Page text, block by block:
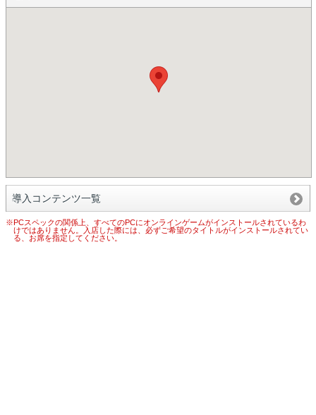
導入コンテンツ一覧
※PCスペックの関係上、すべてのPCにオンラインゲームがインストールされているわ
けではありません。入店した際には、必ずご希望のタイトルがインストールされてい
る、お席を指定してください。